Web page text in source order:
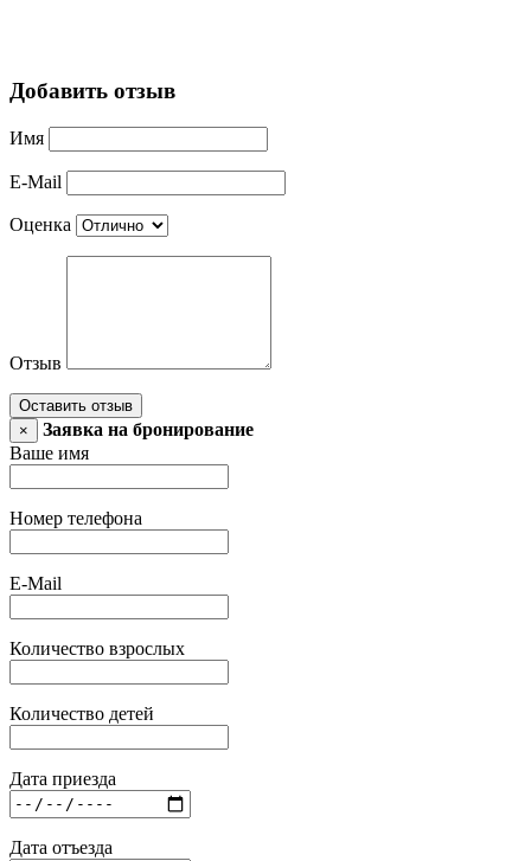
Добавить отзыв
Имя
E-Mail
Оценка
Отзыв
Оставить отзыв
×
Заявка на бронирование
Ваше имя
Номер телефона
E-Mail
Количество взрослых
Количество детей
Дата приезда
Дата отъезда